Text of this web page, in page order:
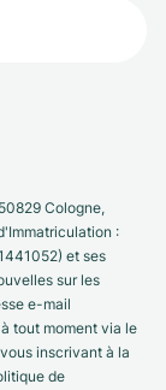
Cologne,
:
et ses
sur les
e-mail
tout moment via le
inscrivant à la
de